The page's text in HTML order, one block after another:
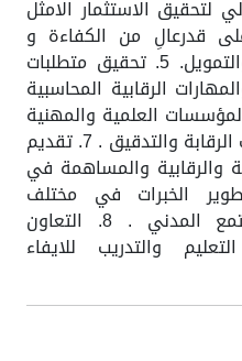
الاستثمار الامثل
على قدرعالِ من الكفاءة و
الفاعلية في مجال االرقابة والتمويل. 5. تحقيق متطلبات
الرقابية المحاسبية
مع المؤسسات العلمية والمهنية
خارج وداخل العراق في مجالات الرقابة والتدقيق . 7. تقديم
والرقابية والمساهمة في
الخبرات في مختلف
القطاعات الاقتصادية والمجتمع المدني . 8. التعاون
والتدريب للايفاء